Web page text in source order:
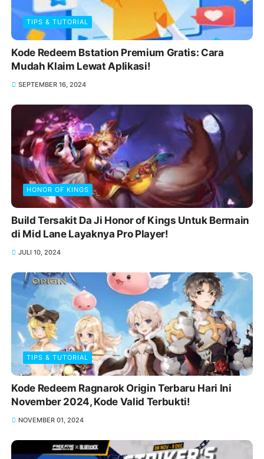
TIPS & TUTORIAL
Kode Redeem Bstation Premium Gratis: Cara
Mudah Klaim Lewat Aplikasi!
SEPTEMBER 16, 2024
HONOR OF KINGS
Build Tersakit Da Ji Honor of Kings Untuk Bermain
di Mid Lane Layaknya Pro Player!
JULI 10, 2024
TIPS & TUTORIAL
Kode Redeem Ragnarok Origin Terbaru Hari Ini
November 2024, Kode Valid Terbukti!
NOVEMBER 01, 2024